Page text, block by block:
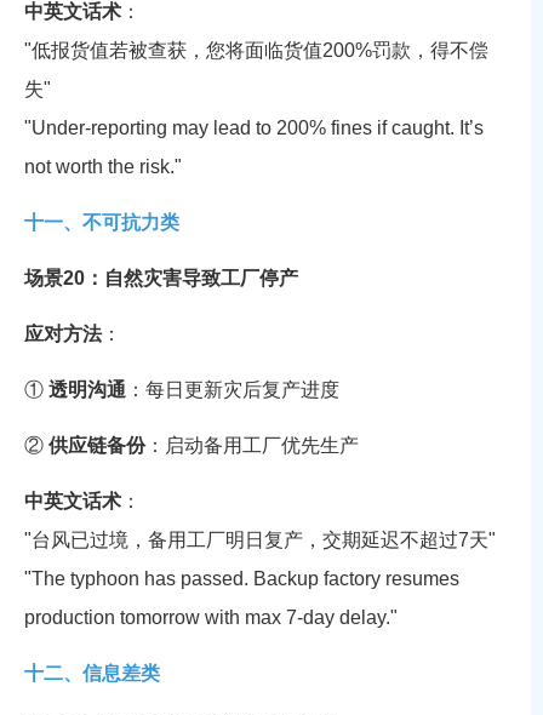
中英文话术 ：
"低报货值若被查获，您将面临货值200%罚款，得不偿
失"
"Under-reporting may lead to 200% fines if caught. It’s
not worth the risk."
十一、不可抗力类
场景20：自然灾害导致工厂停产
应对方法：
① 透明沟通 ：每日更新灾后复产进度
② 供应链备份：启动备用工厂优先生产
中英文话术 ：
"台风已过境，备用工厂明日复产，交期延迟不超过7天"
"The typhoon has passed. Backup factory resumes
production tomorrow with max 7-day delay."
十二、信息差类